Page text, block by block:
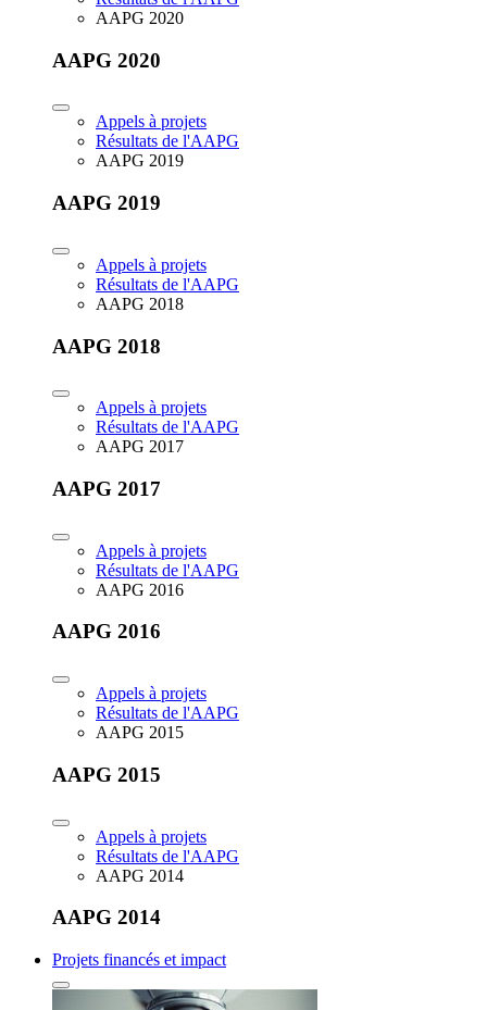
AAPG 2020
AAPG 2020
Appels à projets
Résultats de l'AAPG
AAPG 2019
AAPG 2019
Appels à projets
Résultats de l'AAPG
AAPG 2018
AAPG 2018
Appels à projets
Résultats de l'AAPG
AAPG 2017
AAPG 2017
Appels à projets
Résultats de l'AAPG
AAPG 2016
AAPG 2016
Appels à projets
Résultats de l'AAPG
AAPG 2015
AAPG 2015
Appels à projets
Résultats de l'AAPG
AAPG 2014
AAPG 2014
Projets financés et impact